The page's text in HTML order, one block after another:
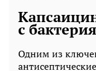
с
Одним из